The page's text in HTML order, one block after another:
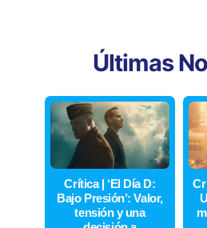
Últimas
Crítica | ‘El Día D:
Bajo Presión’: Valor,
tensión y una